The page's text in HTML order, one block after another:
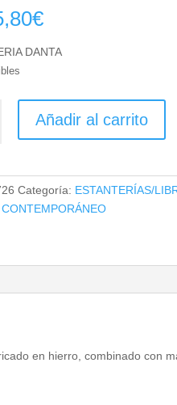
€
DANTA
Añadir al carrito
Categoría: ESTANTERÍAS/
CONTEMPORÁNEO
en hierro, combinado con